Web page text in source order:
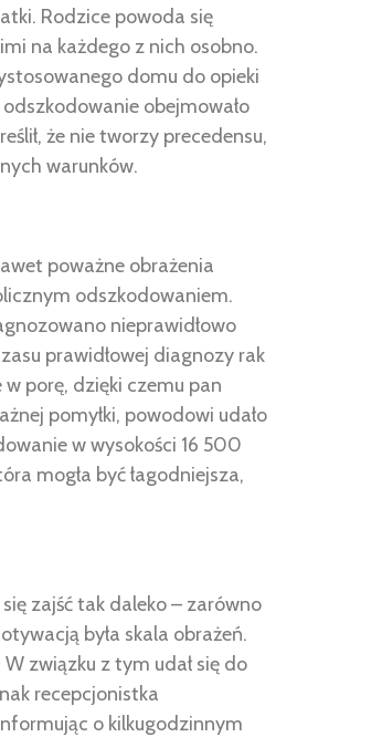
Rodzice powoda się
na każdego z nich osobno.
domu do opieki
obejmowało
że nie tworzy precedensu,
warunków.
poważne obrażenia
odszkodowaniem.
nieprawidłowo
prawidłowej diagnozy rak
w porę, dzięki czemu pan
pomyłki, powodowi udało
w wysokości 16 500
mogła być łagodniejsza,
zajść tak daleko – zarówno
była skala obrażeń.
związku z tym udał się do
recepcjonistka
o kilkugodzinnym